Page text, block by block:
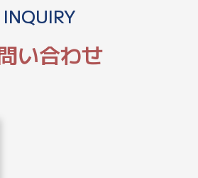
INQUIRY
い合わせ